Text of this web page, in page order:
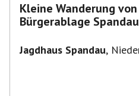
Kleine Wanderung
Bürgerablage Spandau
Jagdhaus Spandau,